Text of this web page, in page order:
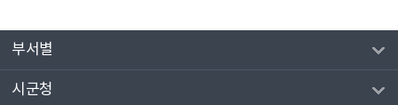
부서별
시군청